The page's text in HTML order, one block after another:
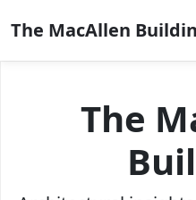
to
content
The MacAllen
The